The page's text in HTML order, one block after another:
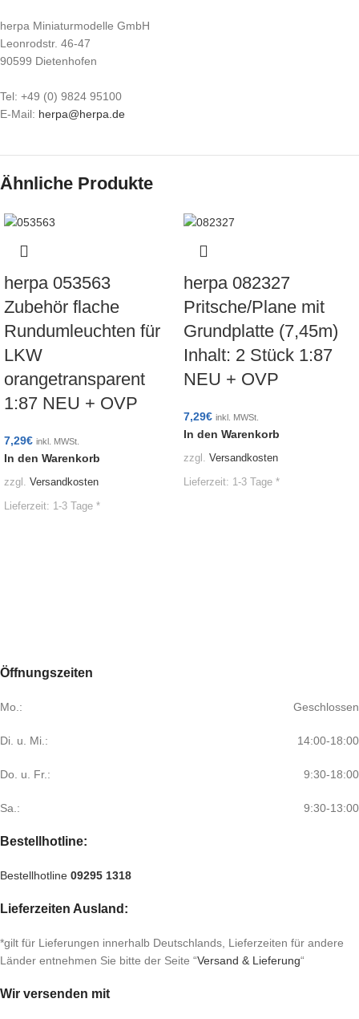
herpa Miniaturmodelle GmbH
Leonrodstr. 46-47
90599 Dietenhofen
Tel: +49 (0) 9824 95100
E-Mail: herpa@herpa.de
Ähnliche Produkte
herpa 053563
Zubehör flache
Rundumleuchten für
LKW
orangetransparent
1:87 NEU + OVP
7,29€ inkl. MWSt.
In den Warenkorb
zzgl. Versandkosten
Lieferzeit: 1-3 Tage *
herpa 082327
Pritsche/Plane mit
Grundplatte (7,45m)
Inhalt: 2 Stück 1:87
NEU + OVP
7,29€ inkl. MWSt.
In den Warenkorb
zzgl. Versandkosten
Lieferzeit: 1-3 Tage *
Öffnungszeiten
Mo.: Geschlossen
Di. u. Mi.: 14:00-18:00
Do. u. Fr.: 9:30-18:00
Sa.: 9:30-13:00
Bestellhotline:
Bestellhotline 09295 1318
Lieferzeiten Ausland:
*gilt für Lieferungen innerhalb Deutschlands, Lieferzeiten für andere
Länder entnehmen Sie bitte der Seite “Versand & Lieferung“
Wir versenden mit